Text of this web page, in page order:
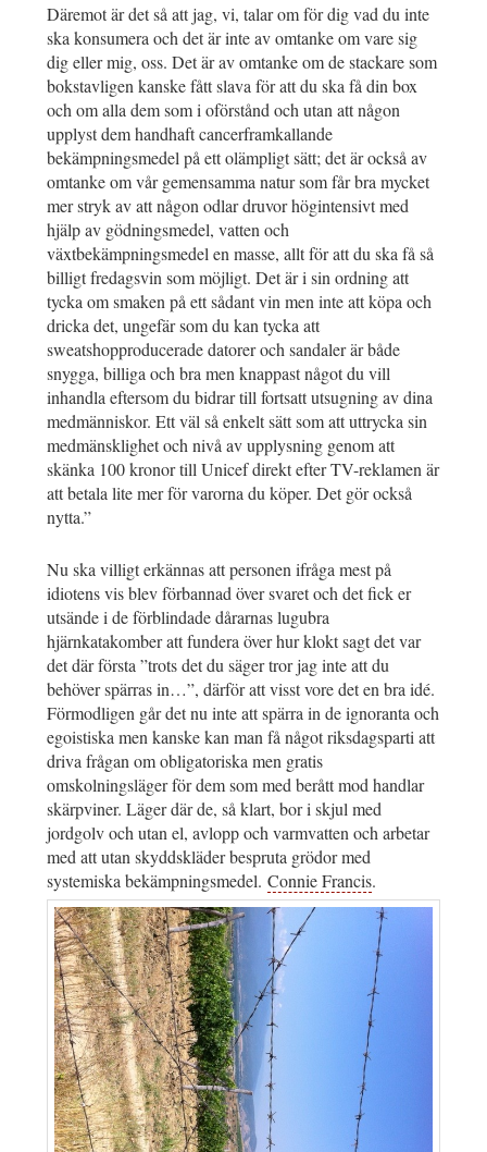
Däremot är det så att jag, vi, talar om för dig vad du inte
ska konsumera och det är inte av omtanke om vare sig
dig eller mig, oss. Det är av omtanke om de stackare som
bokstavligen kanske fått slava för att du ska få din box
och om alla dem som i oförstånd och utan att någon
upplyst dem handhaft cancerframkallande
bekämpningsmedel på ett olämpligt sätt; det är också av
omtanke om vår gemensamma natur som får bra mycket
mer stryk av att någon odlar druvor högintensivt med
hjälp av gödningsmedel, vatten och
växtbekämpningsmedel en masse, allt för att du ska få så
billigt fredagsvin som möjligt. Det är i sin ordning att
tycka om smaken på ett sådant vin men inte att köpa och
dricka det, ungefär som du kan tycka att
sweatshopproducerade datorer och sandaler är både
snygga, billiga och bra men knappast något du vill
inhandla eftersom du bidrar till fortsatt utsugning av dina
medmänniskor. Ett väl så enkelt sätt som att uttrycka sin
medmänsklighet och nivå av upplysning genom att
skänka 100 kronor till Unicef direkt efter TV-reklamen är
att betala lite mer för varorna du köper. Det gör också
nytta.”
Nu ska villigt erkännas att personen ifråga mest på
idiotens vis blev förbannad över svaret och det fick er
utsände i de förblindade dårarnas lugubra
hjärnkatakomber att fundera över hur klokt sagt det var
det där första ”trots det du säger tror jag inte att du
behöver spärras in…”, därför att visst vore det en bra idé.
Förmodligen går det nu inte att spärra in de ignoranta och
egoistiska men kanske kan man få något riksdagsparti att
driva frågan om obligatoriska men gratis
omskolningsläger för dem som med berått mod handlar
skärpviner. Läger där de, så klart, bor i skjul med
jordgolv och utan el, avlopp och varmvatten och arbetar
med att utan skyddskläder bespruta grödor med
systemiska bekämpningsmedel. Connie Francis.